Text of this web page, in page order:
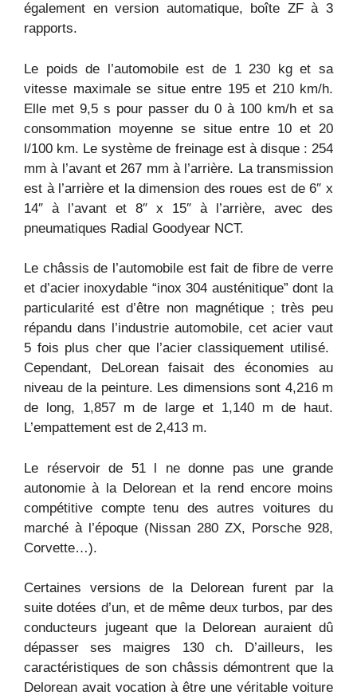
également en version automatique, boîte ZF à 3
rapports.
Le poids de l’automobile est de 1 230 kg et sa
vitesse maximale se situe entre 195 et 210 km/h.
Elle met 9,5 s pour passer du 0 à 100 km/h et sa
consommation moyenne se situe entre 10 et 20
l/100 km. Le système de freinage est à disque : 254
mm à l’avant et 267 mm à l’arrière. La transmission
est à l’arrière et la dimension des roues est de 6″ x
14″ à l’avant et 8″ x 15″ à l’arrière, avec des
pneumatiques Radial Goodyear NCT.
Le châssis de l’automobile est fait de fibre de verre
et d’acier inoxydable “inox 304 austénitique” dont la
particularité est d’être non magnétique ; très peu
répandu dans l’industrie automobile, cet acier vaut
5 fois plus cher que l’acier classiquement utilisé.
Cependant, DeLorean faisait des économies au
niveau de la peinture. Les dimensions sont 4,216 m
de long, 1,857 m de large et 1,140 m de haut.
L’empattement est de 2,413 m.
Le réservoir de 51 l ne donne pas une grande
autonomie à la Delorean et la rend encore moins
compétitive compte tenu des autres voitures du
marché à l’époque (Nissan 280 ZX, Porsche 928,
Corvette…).
Certaines versions de la Delorean furent par la
suite dotées d’un, et de même deux turbos, par des
conducteurs jugeant que la Delorean auraient dû
dépasser ses maigres 130 ch. D’ailleurs, les
caractéristiques de son châssis démontrent que la
Delorean avait vocation à être une véritable voiture